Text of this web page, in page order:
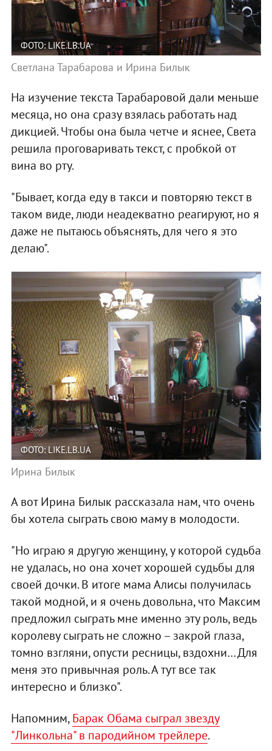
ФОТО: LIKE.LB.UA
Светлана Тарабарова и Ирина Билык
На изучение текста Тарабаровой дали меньше
месяца, но она сразу взялась работать над
дикцией. Чтобы она была четче и яснее, Света
решила проговаривать текст, с пробкой от
вина во рту.
"Бывает, когда еду в такси и повторяю текст в
таком виде, люди неадекватно реагируют, но я
даже не пытаюсь объяснять, для чего я это
делаю".
ФОТО: LIKE.LB.UA
Ирина Билык
А вот Ирина Билык рассказала нам, что очень
бы хотела сыграть свою маму в молодости.
"Но играю я другую женщину, у которой судьба
не удалась, но она хочет хорошей судьбы для
своей дочки. В итоге мама Алисы получилась
такой модной, и я очень довольна, что Максим
предложил сыграть мне именно эту роль, ведь
королеву сыграть не сложно – закрой глаза,
томно взгляни, опусти ресницы, вздохни… Для
меня это привычная роль. А тут все так
интересно и близко".
Напомним,Барак Обама сыграл звезду
"Линкольна" в пародийном трейлере.